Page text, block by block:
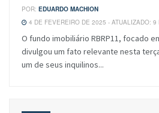
POR: EDUARDO MACHION
4 DE FEVEREIRO DE 2025 - ATUALIZADO:
O fundo imobiliário RBRP11, focado
divulgou um fato relevante nesta
um de seus inquilinos...